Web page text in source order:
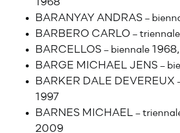
1968
BARANYAY ANDRAS –
BARBERO CARLO –
BARCELLOS – biennale
BARGE MICHAEL JENS –
BARKER DALE DEVEREUX
1997
BARNES MICHAEL –
2009